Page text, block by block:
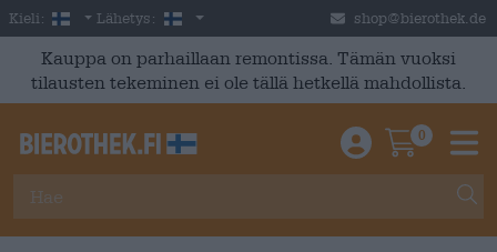
Skip to main content
Kieli: Finnish
Lähetys: Suomi shop@bierothek.de
Kauppa on parhaillaan remontissa. Tämän vuoksi
tilausten tekeminen ei ole tällä hetkellä mahdollista.
Einloggen /
0